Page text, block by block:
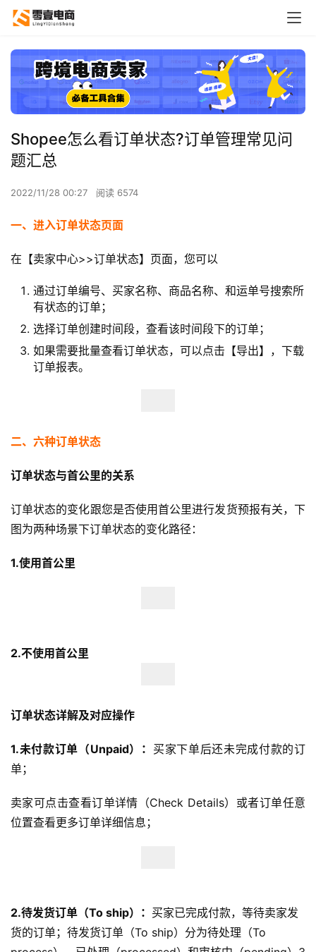
Shopee怎么看订单状态?订单管理常见问
题汇总
2022/11/28 00:27 阅读 6574
一、进入订单状态页面
在【卖家中心>>订单状态】页面，您可以
通过订单编号、买家名称、商品名称、和运单号搜索所
有状态的订单；
选择订单创建时间段，查看该时间段下的订单；
如果需要批量查看订单状态，可以点击【导出】，下载
订单报表。
二、六种订单状态
订单状态与首公里的关系
订单状态的变化跟您是否使用首公里进行发货预报有关，下
图为两种场景下订单状态的变化路径：
1.使用首公里
2.不使用首公里
订单状态详解及对应操作
1.未付款订单（Unpaid）： 买家下单后还未完成付款的订
单；
卖家可点击查看订单详情（Check Details）或者订单任意
位置查看更多订单详细信息；
2.待发货订单（To ship）： 买家已完成付款，等待卖家发
货的订单；待发货订单（To ship）分为待处理（To